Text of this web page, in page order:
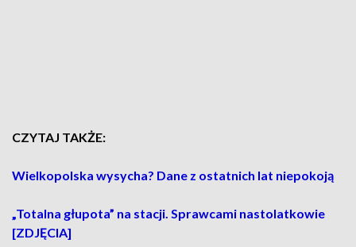
CZYTAJ TAKŻE:
Wielkopolska wysycha? Dane z ostatnich lat niepokoją
„Totalna głupota” na stacji. Sprawcami nastolatkowie
[ZDJĘCIA]